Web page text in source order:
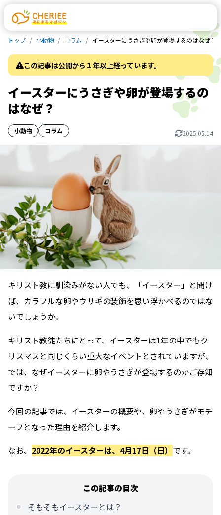
トップ 小動物 コラム イースターにうさぎや卵が登場するのはなぜ？
この記事は公開から１年以上経っています。
イースターにうさぎや卵が登場するの
はなぜ？
小動物 コラム 2025.05.14
キリスト教に馴染みがない人でも、「イースター」と聞け
ば、カラフルな卵やウサギの装飾を思い浮かべるのではな
いでしょうか。
キリスト教徒たちにとって、イースターは1年の中でもク
リスマスと同じくらい重大なイベントとされていますが、
では、なぜイースターに卵やうさぎが登場するのかご存知
ですか？
今回の記事では、イースターの概要や、卵やうさぎがモチ
ーフとなった理由を紹介します。
なお、 2022年のイースターは、4月17日（日） です。
この記事の目次
そもそもイースターとは？